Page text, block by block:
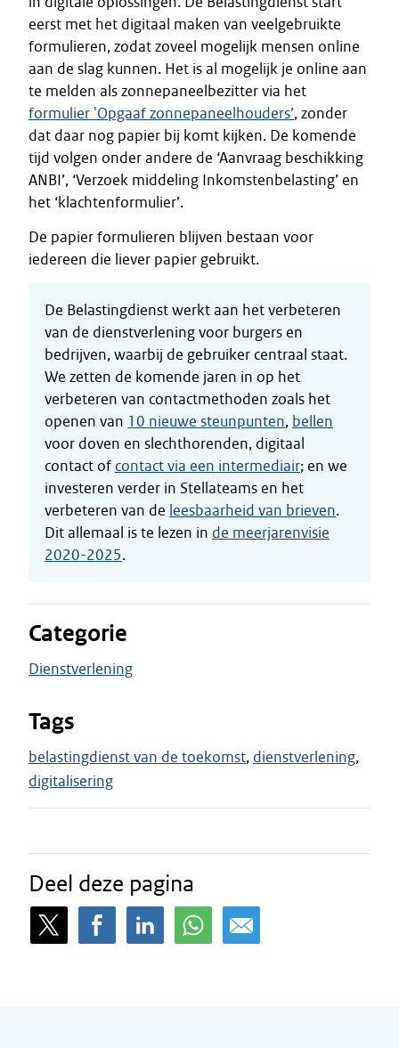
eerst met het digitaal maken van veelgebruikte
formulieren, zodat zoveel mogelijk mensen online
aan de slag kunnen. Het is al mogelijk je online aan
te melden als zonnepaneelbezitter via het
formulier 'Opgaaf zonnepaneelhouders’, zonder
dat daar nog papier bij komt kijken. De komende
tijd volgen onder andere de ‘Aanvraag beschikking
ANBI’, ‘Verzoek middeling Inkomstenbelasting’ en
het ‘klachtenformulier’.
De papier formulieren blijven bestaan voor
iedereen die liever papier gebruikt.
De Belastingdienst werkt aan het verbeteren
van de dienstverlening voor burgers en
bedrijven, waarbij de gebruiker centraal staat.
We zetten de komende jaren in op het
verbeteren van contactmethoden zoals het
openen van 10 nieuwe steunpunten, bellen
voor doven en slechthorenden, digitaal
contact of contact via een intermediair; en we
investeren verder in Stellateams en het
verbeteren van de leesbaarheid van brieven.
Dit allemaal is te lezen in de meerjarenvisie
2020-2025.
Categorie
Dienstverlening
Tags
belastingdienst van de toekomst dienstverlening
digitalisering
Deel deze pagina